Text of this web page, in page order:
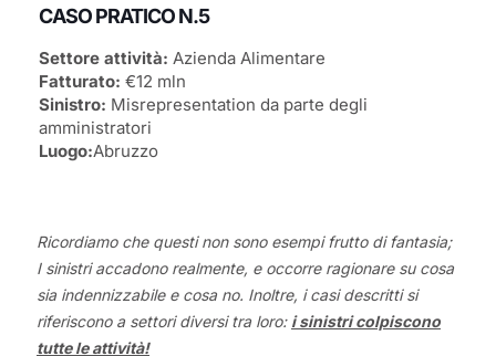
CASO PRATICO N.5
Settore attività: Azienda Alimentare
Fatturato: €12 mln
Sinistro: Misrepresentation da parte degli
amministratori
Luogo:Abruzzo
Ricordiamo che questi non sono esempi frutto di fantasia;
I sinistri accadono realmente, e occorre ragionare su cosa
sia indennizzabile e cosa no. Inoltre, i casi descritti si
riferiscono a settori diversi tra loro: i sinistri colpiscono
tutte le attività!